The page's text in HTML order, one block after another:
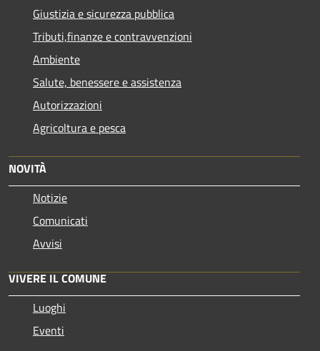
Giustizia e sicurezza pubblica
Tributi,finanze e contravvenzioni
Ambiente
Salute, benessere e assistenza
Autorizzazioni
Agricoltura e pesca
NOVITÀ
Notizie
Comunicati
Avvisi
VIVERE IL COMUNE
Luoghi
Eventi